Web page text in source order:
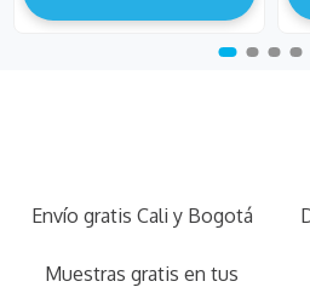
Envío gratis Cali y Bogotá
Muestras gratis en tus